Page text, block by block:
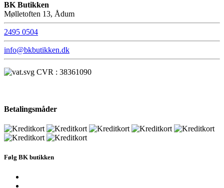
BK Butikken
Mølletoften 13, Ådum
2495 0504
info@bkbutikken.dk
CVR : 38361090
Betalingsmåder
Følg BK butikken